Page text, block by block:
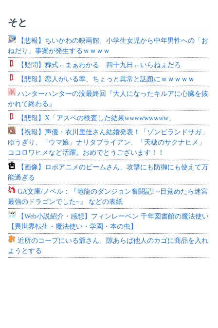
そと
【悲報】ちいかわの映画館、小学生女児から中年男性への「お
ねだり」事案が発生するｗｗｗｗ
【疑問】葬式←まぁわかる 四十九日←いらねぇだろ
【悲報】恋人がいる率、ちょっと異常と話題にｗｗｗｗｗ
ハンターハンターの没最終回『大人になったキルアに心臓を抜
かれて終わる』
【悲報】X「アスペの検査した結果wwwwwwwww」
【祝報】声優・衣川里佳さん結婚発表！「ゾンビランドサガ」
ゆうぎり、「ウマ娘」ナリタブライアン、「天穂のサクナヒメ」
ココロワヒメなど活躍。おめでとうございます！！
【画像】ロボアニメのビームさん、攻撃にも防御にも使えて万
能過ぎる
GA文庫/ノベル：『地龍のダンジョン奮闘記! ~目覚めたら迷宮
最強のドラゴンでした~』 などの表紙
【Web小説紹介・感想】フィンレーベン 千年図書館の魔法使い
【異世界転生・魔法使い・学園・本の虫】
近所のコープにいる爺さん、隙あらば他人のカゴに商品を入れ
ようとする